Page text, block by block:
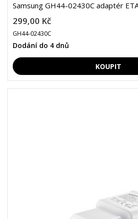
Samsung GH44-02430C adaptér
299,00 Kč
GH44-02430C
Dodání do 4 dnů